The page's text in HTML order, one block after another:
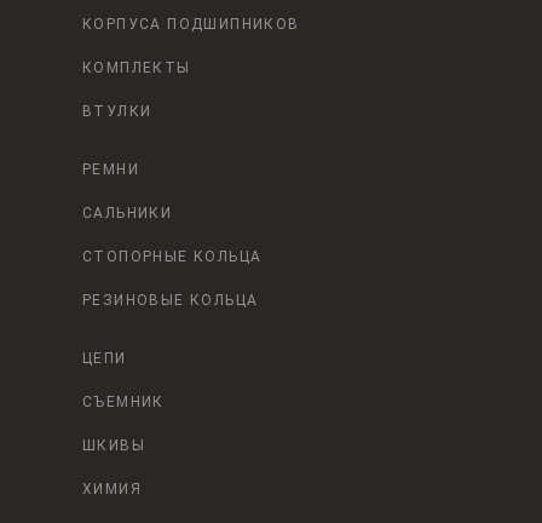
КОРПУСА ПОДШИПНИКОВ
КОМПЛЕКТЫ
ВТУЛКИ
РЕМНИ
САЛЬНИКИ
СТОПОРНЫЕ КОЛЬЦА
РЕЗИНОВЫЕ КОЛЬЦА
ЦЕПИ
СЪЕМНИК
ШКИВЫ
ХИМИЯ